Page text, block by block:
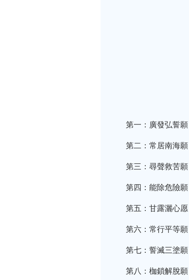
第一：廣發弘誓
第二：常居南海
第三：尋聲救苦
第四：能除危險
第五：甘露灑心
第六：常行平等
第七：誓滅三塗
第八：枷鎖解脫